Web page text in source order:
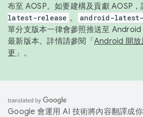
布至 AOSP。如要建構及貢獻 AOSP，
latest-release 。 android-
單分支版本一律會參照推送至 Android
最新版本。詳情請參閱「 Android 開放
更 」。
Google 會運用 AI 技術將內容翻譯成